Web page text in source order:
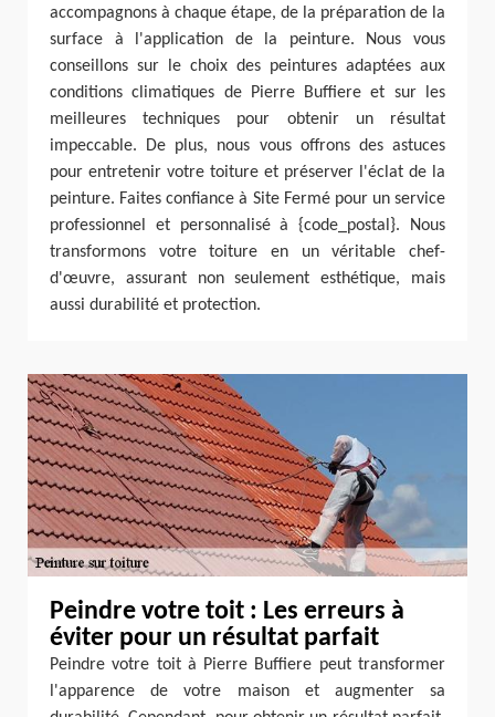
accompagnons à chaque étape, de la préparation de la
surface à l'application de la peinture. Nous vous
conseillons sur le choix des peintures adaptées aux
conditions climatiques de Pierre Buffiere et sur les
meilleures techniques pour obtenir un résultat
impeccable. De plus, nous vous offrons des astuces
pour entretenir votre toiture et préserver l'éclat de la
peinture. Faites confiance à Site Fermé pour un service
professionnel et personnalisé à {code_postal}. Nous
transformons votre toiture en un véritable chef-
d'œuvre, assurant non seulement esthétique, mais
aussi durabilité et protection.
Peindre votre toit : Les erreurs à
éviter pour un résultat parfait
Peindre votre toit à Pierre Buffiere peut transformer
l'apparence de votre maison et augmenter sa